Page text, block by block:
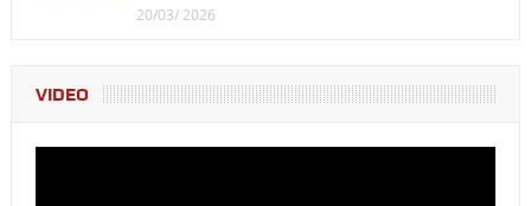
20/03/ 2026
VIDEO